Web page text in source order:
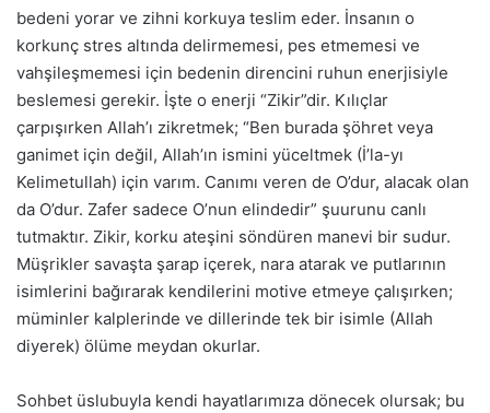
bedeni yorar ve zihni korkuya teslim eder. İnsanın o
korkunç stres altında delirmemesi, pes etmemesi ve
vahşileşmemesi için bedenin direncini ruhun enerjisiyle
beslemesi gerekir. İşte o enerji “Zikir”dir. Kılıçlar
çarpışırken Allah’ı zikretmek; “Ben burada şöhret veya
ganimet için değil, Allah’ın ismini yüceltmek (İ’la-yı
Kelimetullah) için varım. Canımı veren de O’dur, alacak olan
da O’dur. Zafer sadece O’nun elindedir” şuurunu canlı
tutmaktır. Zikir, korku ateşini söndüren manevi bir sudur.
Müşrikler savaşta şarap içerek, nara atarak ve putlarının
isimlerini bağırarak kendilerini motive etmeye çalışırken;
müminler kalplerinde ve dillerinde tek bir isimle (Allah
diyerek) ölüme meydan okurlar.
Sohbet üslubuyla kendi hayatlarımıza dönecek olursak; bu